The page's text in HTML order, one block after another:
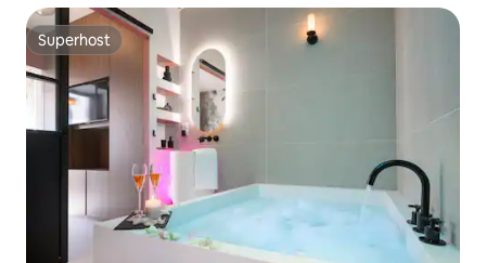
Superhost
Superhost